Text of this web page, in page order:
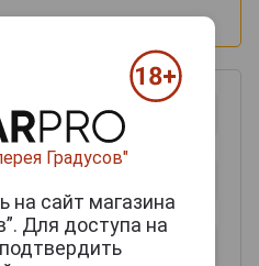
Градусов"
на сайт магазина
Для доступа на